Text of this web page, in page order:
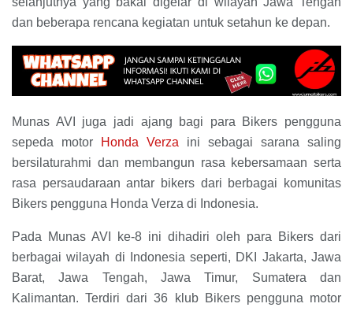
dan beberapa rencana kegiatan untuk setahun ke depan.
Munas AVI juga jadi ajang bagi para Bikers pengguna
sepeda motor
Honda Verza ini sebagai sarana saling
bersilaturahmi dan membangun rasa kebersamaan serta
rasa persaudaraan antar bikers dari berbagai komunitas
Bikers pengguna Honda Verza di Indonesia.
Pada Munas AVI ke-8 ini dihadiri oleh para Bikers dari
berbagai wilayah di Indonesia seperti, DKI Jakarta, Jawa
Barat, Jawa Tengah, Jawa Timur, Sumatera dan
Kalimantan. Terdiri dari 36 klub Bikers pengguna motor